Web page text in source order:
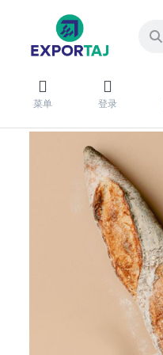
菜单 登录